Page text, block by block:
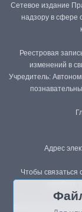
Сетевое издание
надзору в сфере
Реестровая
изменений в
Учредитель:
Адрес
Чтобы связаться
Републикация